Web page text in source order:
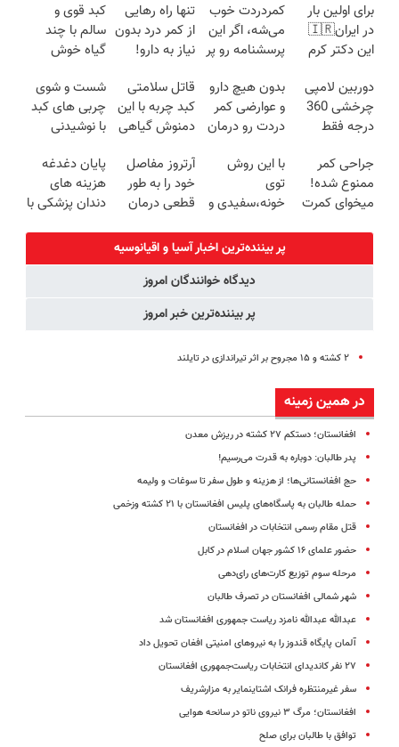
برای اولین بار
در ایران🇮🇷
این دکتر کرم
روزه ساخت!
کمردردت خوب
می‌شه، اگر این
پرسشنامه رو پر
تنها راه رهایی
از کمر درد بدون
نیاز به دارو!
کبد قوی و
سالم با چند
گیاه خوش
دوربین لامپی
چرخشی 360
درجه فقط
🔥 پرداخت
درب منزل
بدون هیچ دارو
و عوارضی کمر
دردت رو درمان
(پرسش‌نامه)
قاتل سلامتی
کبد چربه با این
دمنوش گیاهی
شست و شوی
چربی های کبد
با نوشیدنی
جراحی کمر
ممنوع شده!
میخوای کمرت
((پرسش‌نامه))
با این روش
توی
خونه،سفیدی و
برگردون
(40%off)
آرتروز مفاصل
خود را به طور
قطعی درمان
◗پرسش‌نامه◖
پایان دغدغه
هزینه های
دندان پزشکی با
پر بیننده‌ترین اخبار آسیا و اقیانوسیه
دیدگاه خوانندگان امروز
پر بیننده‌ترین خبر امروز
۲ کشته و ۱۵ مجروح بر اثر تیراندازی در تایلند
در همین زمینه
افغانستان؛ دستکم ۲۷ کشته در ریزش معدن
پدر طالبان: دوباره به قدرت می‌رسیم!
حج افغانستانی‌ها؛ از هزینه و طول سفر تا سوغات و ولیمه
حمله طالبان به پاسگاه‌های پلیس افغانستان با ۲۱ کشته وزخمی
قتل مقام رسمی انتخابات در افغانستان
حضور علمای ۱۶ کشور جهان اسلام در کابل
مرحله سوم توزیع کارت‌های رای‌دهی
شهر شمالی افغانستان در تصرف طالبان
عبدالله عبدالله نامزد ریاست جمهوری افغانستان شد
آلمان پایگاه قندوز را به نیروهای امنیتی افغان تحویل داد
۲۷ نفر کاندیدای انتخابات ریاست‌جمهوری افغانستان
سفر غیرمنتظره فرانک اشتاینمایر به مزارشریف
افغانستان؛ مرگ ۳ نیروی ناتو در سانحه هوایی
توافق با طالبان برای صلح